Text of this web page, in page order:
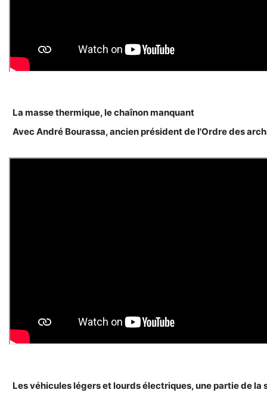
La masse thermique, le chaînon manquant
Avec André Bourassa, ancien président de l'Ordre des
Les véhicules légers et lourds électriques, une partie de la